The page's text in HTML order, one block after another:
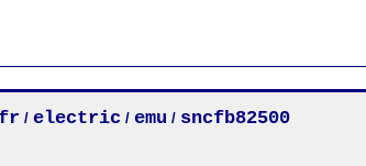
fr / electric / emu / sncfb82500